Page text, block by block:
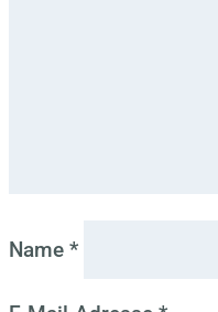
Name *